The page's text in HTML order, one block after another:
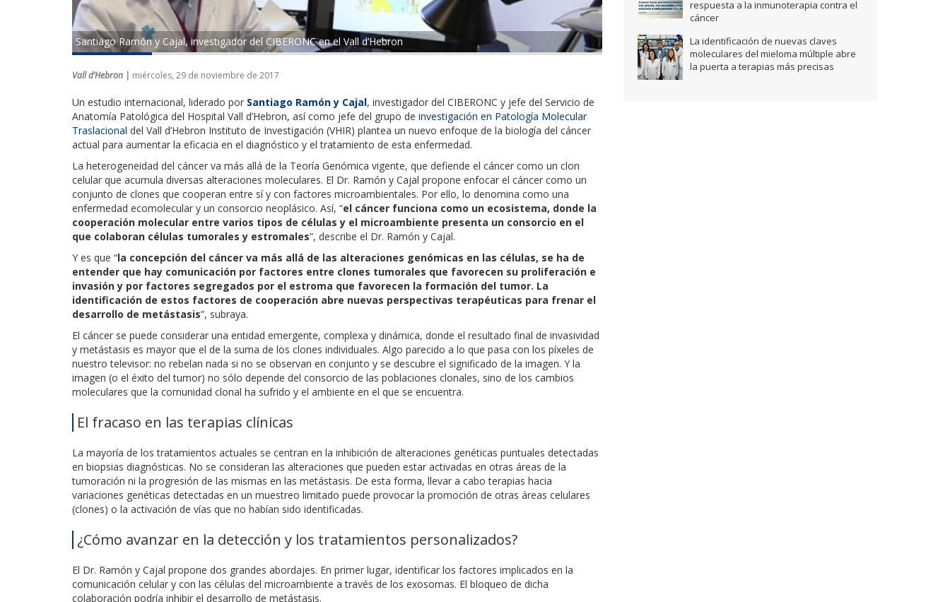
Santiago Ramón y Cajal, investigador del CIBERONC en el Vall d’Hebron
Vall d’Hebron | miércoles, 29 de noviembre de 2017
Un estudio internacional, liderado por Santiago Ramón y Cajal, investigador del CIBERONC y jefe del Servicio de
Anatomía Patológica del Hospital Vall d’Hebron, así como jefe del grupo de investigación en Patología Molecular
Traslacional del Vall d’Hebron Instituto de Investigación (VHIR) plantea un nuevo enfoque de la biología del cáncer
actual para aumentar la eficacia en el diagnóstico y el tratamiento de esta enfermedad.
La heterogeneidad del cáncer va más allá de la Teoría Genómica vigente, que defiende el cáncer como un clon
celular que acumula diversas alteraciones moleculares. El Dr. Ramón y Cajal propone enfocar el cáncer como un
conjunto de clones que cooperan entre sí y con factores microambientales. Por ello, lo denomina como una
enfermedad ecomolecular y un consorcio neoplásico. Así, “el cáncer funciona como un ecosistema, donde la
cooperación molecular entre varios tipos de células y el microambiente presenta un consorcio en el
que colaboran células tumorales y estromales”, describe el Dr. Ramón y Cajal.
Y es que “la concepción del cáncer va más allá de las alteraciones genómicas en las células, se ha de
entender que hay comunicación por factores entre clones tumorales que favorecen su proliferación e
invasión y por factores segregados por el estroma que favorecen la formación del tumor. La
identificación de estos factores de cooperación abre nuevas perspectivas terapéuticas para frenar el
desarrollo de metástasis”, subraya.
El cáncer se puede considerar una entidad emergente, complexa y dinámica, donde el resultado final de invasividad
y metástasis es mayor que el de la suma de los clones individuales. Algo parecido a lo que pasa con los píxeles de
nuestro televisor: no rebelan nada si no se observan en conjunto y se descubre el significado de la imagen. Y la
imagen (o el éxito del tumor) no sólo depende del consorcio de las poblaciones clonales, sino de los cambios
moleculares que la comunidad clonal ha sufrido y el ambiente en el que se encuentra.
El fracaso en las terapias clínicas
La mayoría de los tratamientos actuales se centran en la inhibición de alteraciones genéticas puntuales detectadas
en biopsias diagnósticas. No se consideran las alteraciones que pueden estar activadas en otras áreas de la
tumoración ni la progresión de las mismas en las metástasis. De esta forma, llevar a cabo terapias hacia
variaciones genéticas detectadas en un muestreo limitado puede provocar la promoción de otras áreas celulares
(clones) o la activación de vías que no habían sido identificadas.
¿Cómo avanzar en la detección y los tratamientos personalizados?
El Dr. Ramón y Cajal propone dos grandes abordajes. En primer lugar, identificar los factores implicados en la
comunicación celular y con las células del microambiente a través de los exosomas. El bloqueo de dicha
colaboración podría inhibir el desarrollo de metástasis.
respuesta a la inmunoterapia contra el
cáncer
La identificación de nuevas claves
moleculares del mieloma múltiple abre
la puerta a terapias más precisas